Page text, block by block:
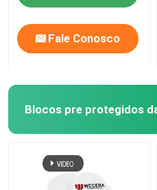
Fale Conosco
Blocos pre protegidos